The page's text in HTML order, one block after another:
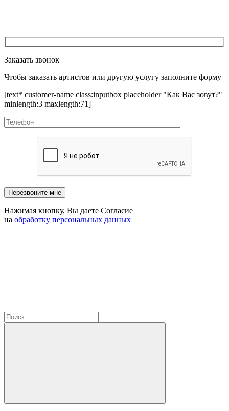
Заказать звонок
Чтобы заказать артистов или другую услугу заполните форму
[text* customer-name class:inputbox placeholder "Как Вас зовут?"
minlength:3 maxlength:71]
Нажимая кнопку, Вы даете Согласие
на обработку персональных данных